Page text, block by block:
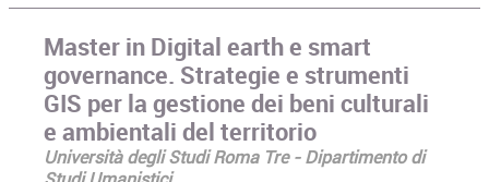
Master in Digital earth e smart
governance. Strategie e strumenti
GIS per la gestione dei beni culturali
e ambientali del territorio
Università degli Studi Roma Tre - Dipartimento di